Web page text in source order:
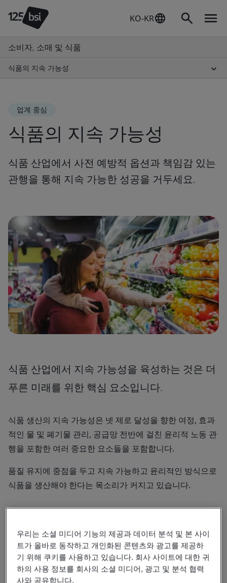
KO-KR
소비자, 소매 및 식품
식품의 지속 가능성
업계 중심
식품의 지속 가능성
식품 산업에서 사전 예방적 옵션과 책임감 있는
관행을 통해 지속 가능한 성공을 거두세요.
식품 산업에서 지속 가능성을 육성하는 것은 더
푸른 미래를 위한 핵심 요소입니다.
식품 생산의 지속 가능성은 넷 제로 달성을 향한 여정, 효과
적인 물 및 폐기물 관리, 공급망 전반에 걸친 윤리적 노동 관
행을 포함한 여러 중요한 요소들을 포함합니다.
품질 유지에 중점을 두고 지속 가능하고 윤리적인 방식으로
식품을 생산해야 한다는 목소리가 커지고 있습니다.
우리는 소셜 미디어 기능의 제공과 데이터 분석 및 본 사이
트가 올바로 동작하고 개인화된 콘텐츠와 광고를 제공하
기 위해 쿠키를 사용하고 있습니다. 회사 사이트에 대한 귀
하의 사용 정보를 회사의 소셜 미디어, 광고 및 분석 협력
사와 공유합니다.